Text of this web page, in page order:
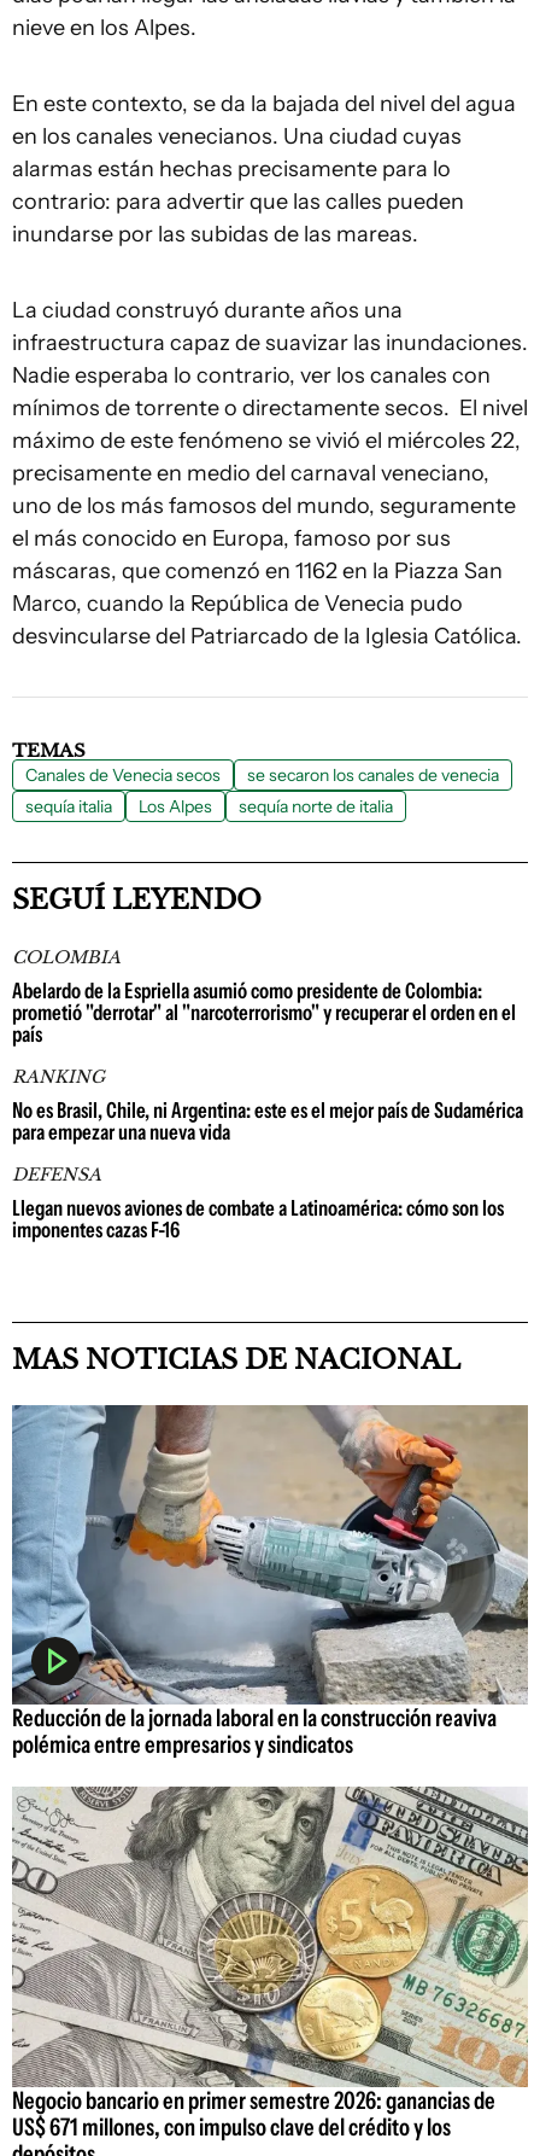
nieve en los Alpes.
En este contexto, se da la bajada del nivel del agua
en los canales venecianos. Una ciudad cuyas
alarmas están hechas precisamente para lo
contrario: para advertir que las calles pueden
inundarse por las subidas de las mareas.
La ciudad construyó durante años una
infraestructura capaz de suavizar las inundaciones.
Nadie esperaba lo contrario, ver los canales con
mínimos de torrente o directamente secos. El nivel
máximo de este fenómeno se vivió el miércoles 22,
precisamente en medio del carnaval veneciano,
uno de los más famosos del mundo, seguramente
el más conocido en Europa, famoso por sus
máscaras, que comenzó en 1162 en la Piazza San
Marco, cuando la República de Venecia pudo
desvincularse del Patriarcado de la Iglesia Católica.
TEMAS
Canales de Venecia secos
se secaron los canales de venecia
sequía italia
Los Alpes sequía norte de italia
SEGUÍ LEYENDO
COLOMBIA
Abelardo de la Espriella asumió como presidente de Colombia:
prometió "derrotar" al "narcoterrorismo" y recuperar el orden en el
país
RANKING
No es Brasil, Chile, ni Argentina: este es el mejor país de Sudamérica
para empezar una nueva vida
DEFENSA
Llegan nuevos aviones de combate a Latinoamérica: cómo son los
imponentes cazas F-16
MAS NOTICIAS DE NACIONAL
Reducción de la jornada laboral en la construcción reaviva
polémica entre empresarios y sindicatos
Negocio bancario en primer semestre 2026: ganancias de
US$ 671 millones, con impulso clave del crédito y los